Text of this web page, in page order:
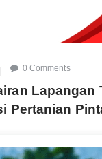
0 Comments
Lapangan
Pertanian